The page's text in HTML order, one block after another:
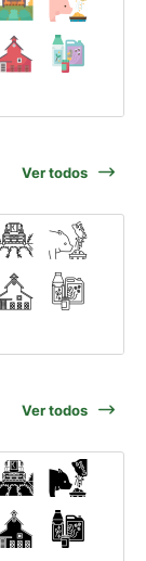
Ver todos
Ver todos